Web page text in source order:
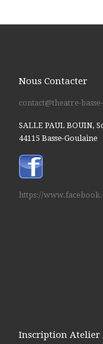
Nous Contacter
contact@theatre-
SALLE PAUL BOUIN,
44115 Basse-Goulaine
https://
Inscription Atelier